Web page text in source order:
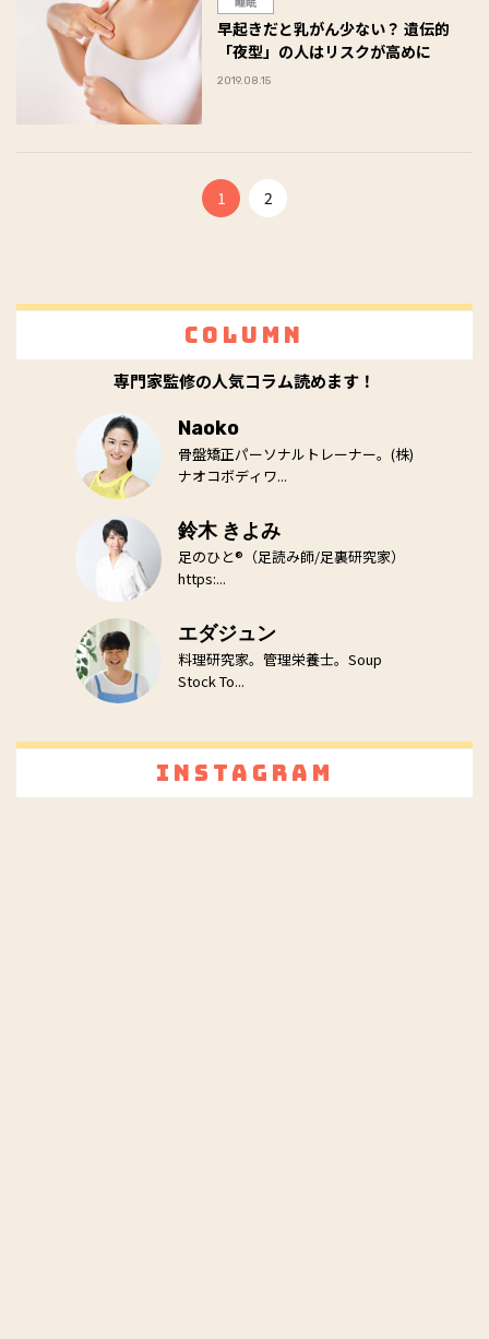
早起きだと乳がん少ない？ 遺伝的
「夜型」の人はリスクが高めに
2019.08.15
1 2
Column
専門家監修の人気コラム読めます！
Naoko
骨盤矯正パーソナルトレーナー。(株)
ナオコボディワ...
鈴木 きよみ
足のひと®（足読み師/足裏研究家）
https:...
エダジュン
料理研究家。管理栄養士。Soup
Stock To...
Instagram